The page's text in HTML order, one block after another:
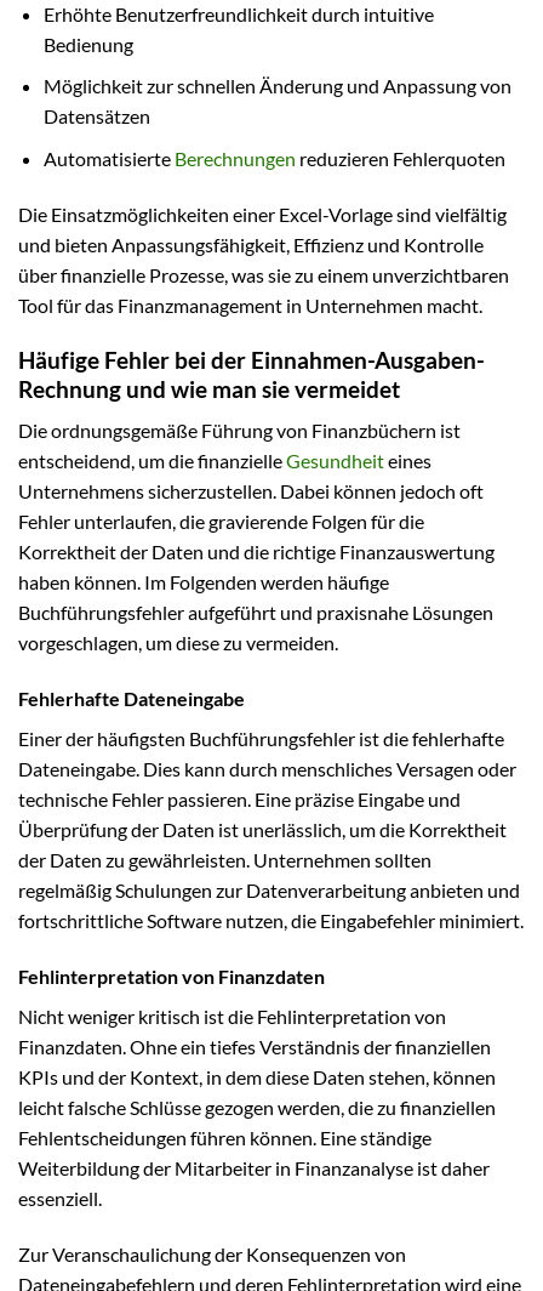
Erhöhte Benutzerfreundlichkeit durch intuitive
Bedienung
Möglichkeit zur schnellen Änderung und Anpassung von
Datensätzen
Automatisierte Berechnungen reduzieren Fehlerquoten
Die Einsatzmöglichkeiten einer Excel-Vorlage sind vielfältig
und bieten Anpassungsfähigkeit, Effizienz und Kontrolle
über finanzielle Prozesse, was sie zu einem unverzichtbaren
Tool für das Finanzmanagement in Unternehmen macht.
Häufige Fehler bei der Einnahmen-Ausgaben-
Rechnung und wie man sie vermeidet
Die ordnungsgemäße Führung von Finanzbüchern ist
entscheidend, um die finanzielleGesundheiteines
Unternehmens sicherzustellen. Dabei können jedoch oft
Fehler unterlaufen, die gravierende Folgen für die
Korrektheit der Daten und die richtige Finanzauswertung
haben können. Im Folgenden werden häufige
Buchführungsfehler aufgeführt und praxisnahe Lösungen
vorgeschlagen, um diese zu vermeiden.
Fehlerhafte Dateneingabe
Einer der häufigsten Buchführungsfehler ist die fehlerhafte
Dateneingabe. Dies kann durch menschliches Versagen oder
technische Fehler passieren. Eine präzise Eingabe und
Überprüfung der Daten ist unerlässlich, um die Korrektheit
der Daten zu gewährleisten. Unternehmen sollten
regelmäßig Schulungen zur Datenverarbeitung anbieten und
fortschrittliche Software nutzen, die Eingabefehler minimiert.
Fehlinterpretation von Finanzdaten
Nicht weniger kritisch ist die Fehlinterpretation von
Finanzdaten. Ohne ein tiefes Verständnis der finanziellen
KPIs und der Kontext, in dem diese Daten stehen, können
leicht falsche Schlüsse gezogen werden, die zu finanziellen
Fehlentscheidungen führen können. Eine ständige
Weiterbildung der Mitarbeiter in Finanzanalyse ist daher
essenziell.
Zur Veranschaulichung der Konsequenzen von
Dateneingabefehlern und deren Fehlinterpretation wird eine